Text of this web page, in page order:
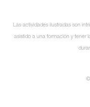
Las actividades ilustradas son
asistido a una formación y tener
©